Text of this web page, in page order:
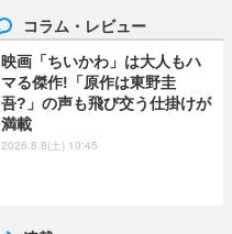
コラム・レビュー
映画「ちいかわ」は大人もハ
マる傑作!「原作は東野圭
吾?」の声も飛び交う仕掛けが
満載
2026.8.8(土) 10:45